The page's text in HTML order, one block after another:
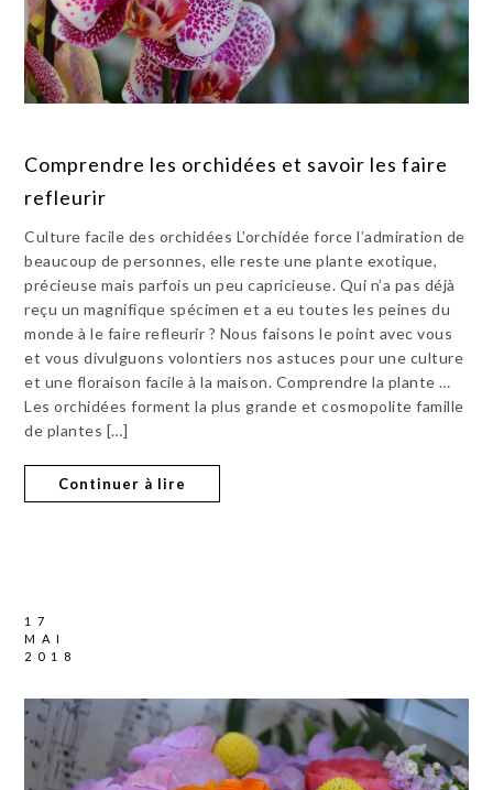
Comprendre les orchidées et savoir les faire
refleurir
Culture facile des orchidées L’orchidée force l’admiration de
beaucoup de personnes, elle reste une plante exotique,
précieuse mais parfois un peu capricieuse. Qui n’a pas déjà
reçu un magnifique spécimen et a eu toutes les peines du
monde à le faire refleurir ? Nous faisons le point avec vous
et vous divulguons volontiers nos astuces pour une culture
et une floraison facile à la maison. Comprendre la plante …
Les orchidées forment la plus grande et cosmopolite famille
de plantes […]
Continuer à lire
17
MAI
2018